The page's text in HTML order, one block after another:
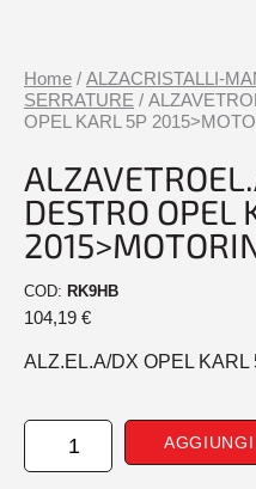
Home / ALZACRISTALLI-
SERRATURE /
OPEL KARL 5P
DESTRO OPEL
COD: RK9HB
104,19 €
ALZ.EL.A/DX OPEL KARL
ALZAVETROEL.ANTERIORE
DESTRO
AGGIUNGI